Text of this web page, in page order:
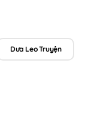
Dưa Leo Truyện